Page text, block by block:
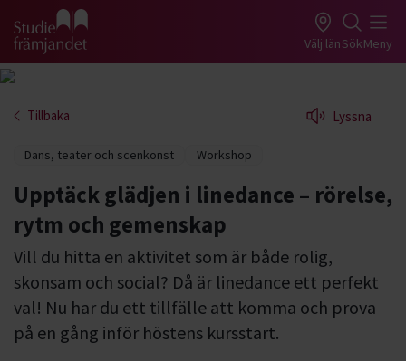
Gå till studiefrämjandets startsida Välj länSökMeny
Tillbaka Lyssna
Dans, teater och scenkonst Workshop
Upptäck glädjen i linedance – rörelse,
rytm och gemenskap
Vill du hitta en aktivitet som är både rolig,
skonsam och social? Då är linedance ett perfekt
val! Nu har du ett tillfälle att komma och prova
på en gång inför höstens kursstart.